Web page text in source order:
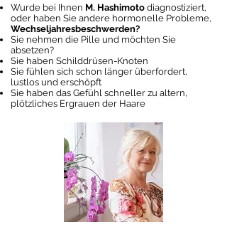
Wurde bei Ihnen M. Hashimoto diagnostiziert,
oder haben Sie andere hormonelle Probleme,
Wechseljahresbeschwerden?
Sie nehmen die Pille und möchten Sie
absetzen?
Sie haben Schilddrüsen-Knoten
Sie fühlen sich schon länger überfordert,
lustlos und erschöpft
Sie haben das Gefühl schneller zu altern,
plötzliches Ergrauen der Haare